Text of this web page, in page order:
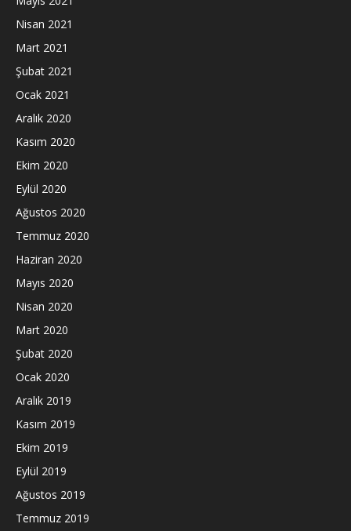
Nisan 2021
Mart 2021
Şubat 2021
Ocak 2021
Aralık 2020
Kasım 2020
Ekim 2020
Eylül 2020
Ağustos 2020
Temmuz 2020
Haziran 2020
Mayıs 2020
Nisan 2020
Mart 2020
Şubat 2020
Ocak 2020
Aralık 2019
Kasım 2019
Ekim 2019
Eylül 2019
Ağustos 2019
Temmuz 2019